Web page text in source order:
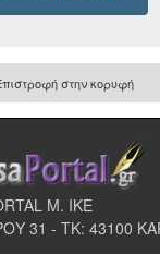
στην κορυφή
Μ. ΙΚΕ
31 - ΤΚ: 43100